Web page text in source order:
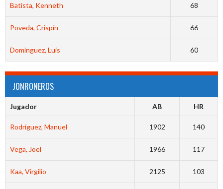
Batista, Kenneth 68
Poveda, Crispín 66
Dominguez, Luis 60
JONRONEROS
Jugador AB HR
Rodríguez, Manuel 1902 140
Vega, Joel 1966 117
Kaa, Virgilio 2125 103